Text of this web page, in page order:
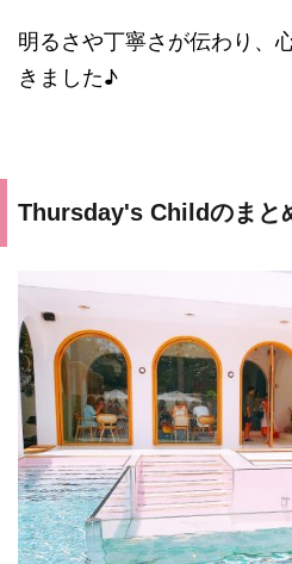
明るさや丁寧さが伝わり、
きました♪
Thursday's Childのまと